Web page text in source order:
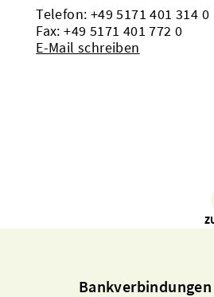
Telefon: +49 5171 401 314 0
Fax: +49 5171 401 772 0
E-Mail schreiben
Bankverbindungen